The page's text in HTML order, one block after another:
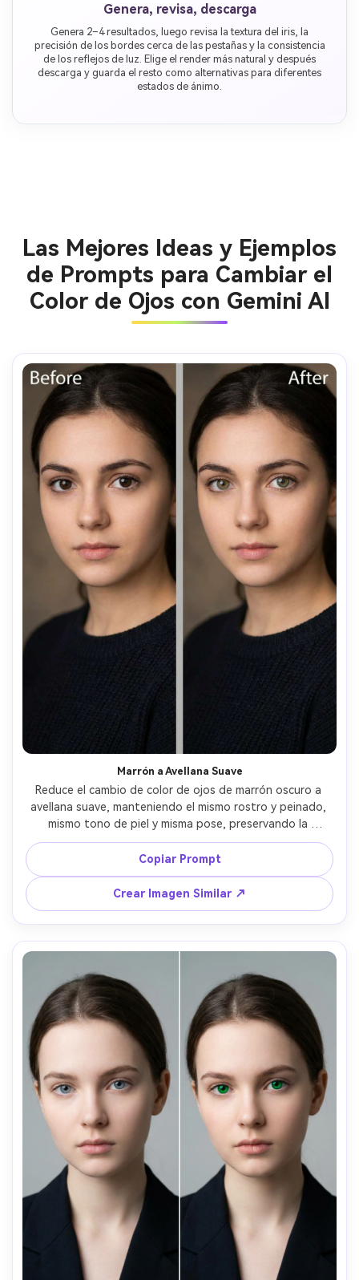
Genera, revisa, descarga
Genera 2–4 resultados, luego revisa la textura del iris, la
precisión de los bordes cerca de las pestañas y la consistencia
de los reflejos de luz. Elige el render más natural y después
descarga y guarda el resto como alternativas para diferentes
estados de ánimo.
Las Mejores Ideas y Ejemplos
de Prompts para Cambiar el
Color de Ojos con Gemini AI
Marrón a Avellana Suave
Reduce el cambio de color de ojos de marrón oscuro a
avellana suave, manteniendo el mismo rostro y peinado,
mismo tono de piel y misma pose, preservando la
iluminación original y detalles del fondo, mantén la
textura realista del iris y reflejos naturales --ar 4:5
Copiar Prompt
Crear Imagen Similar ↗